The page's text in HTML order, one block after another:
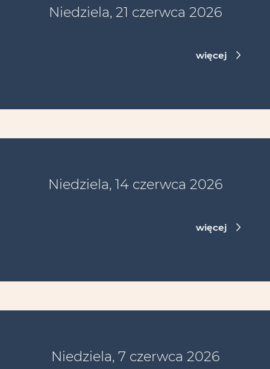
Niedziela, 21 czerwca 2026
więcej
Niedziela, 14 czerwca 2026
więcej
Niedziela, 7 czerwca 2026